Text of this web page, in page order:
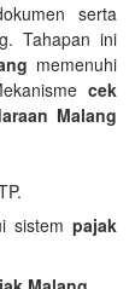
serta
Tahapan ini
memenuhi
cek
Malang
sistem pajak